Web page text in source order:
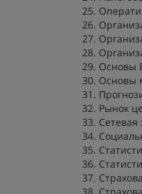
Основы
Основы
Рынок
Сетевая